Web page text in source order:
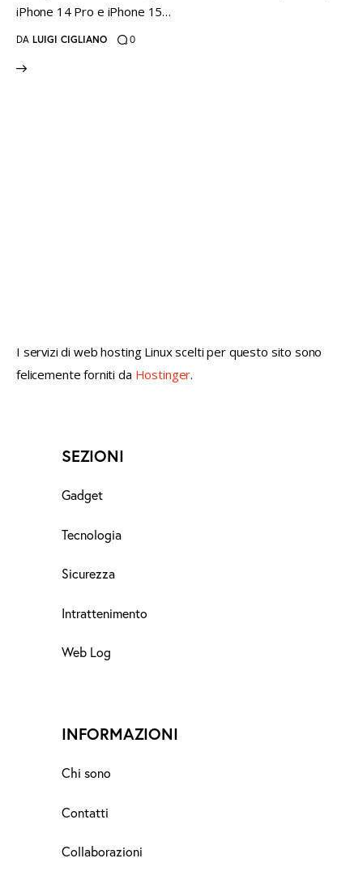
iPhone 14 Pro e iPhone 15…
DA LUIGI CIGLIANO 0
I servizi di web hosting Linux scelti per questo sito sono
felicemente forniti da Hostinger.
SEZIONI
Gadget
Tecnologia
Sicurezza
Intrattenimento
Web Log
INFORMAZIONI
Chi sono
Contatti
Collaborazioni